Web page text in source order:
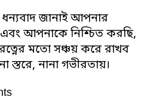
জানাই আপনার
এবং আপনাকে নিশ্চিত করছি,
মতো সঞ্চয় করে রাখব
স্তরে, নানা গভীরতায়।